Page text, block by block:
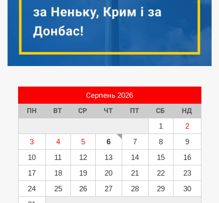
Серпень 2026
ПН ВТ СР ЧТ ПТ СБ НД
1
2
3
4 5 6 7 8
9
10
11 12 13 14 15
16
17
18 19 20 21 22
23
24
25 26 27 28 29
30